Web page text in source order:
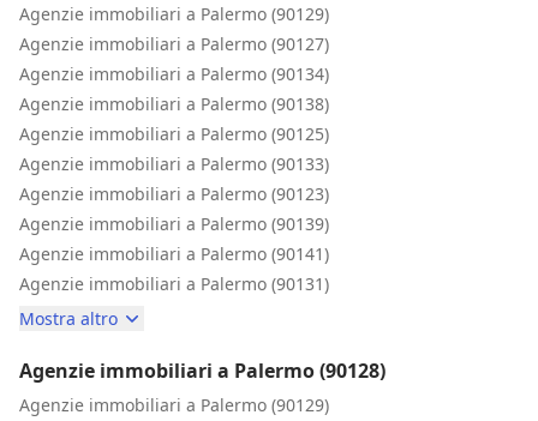
Agenzie immobiliari a Palermo (90129)
Agenzie immobiliari a Palermo (90127)
Agenzie immobiliari a Palermo (90134)
Agenzie immobiliari a Palermo (90138)
Agenzie immobiliari a Palermo (90125)
Agenzie immobiliari a Palermo (90133)
Agenzie immobiliari a Palermo (90123)
Agenzie immobiliari a Palermo (90139)
Agenzie immobiliari a Palermo (90141)
Agenzie immobiliari a Palermo (90131)
Mostra altro
Agenzie immobiliari a Palermo (90128)
Agenzie immobiliari a Palermo (90129)